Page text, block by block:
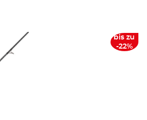
bis zu
-22%